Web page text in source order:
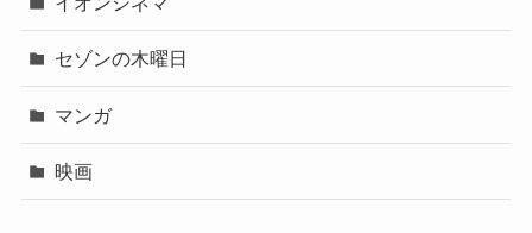
セゾンの木曜日
マンガ
映画